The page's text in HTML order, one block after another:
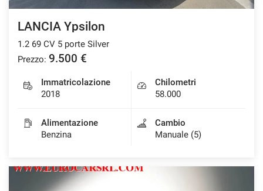
LANCIA Ypsilon
1.2 69 CV 5 porte Silver
Prezzo: 9.500 €
Immatricolazione
2018
Chilometri
58.000
Alimentazione
Benzina
Cambio
Manuale (5)